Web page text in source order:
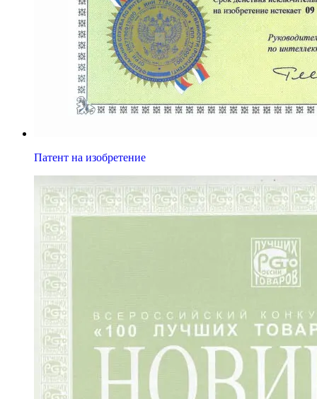
Патент на изобретение